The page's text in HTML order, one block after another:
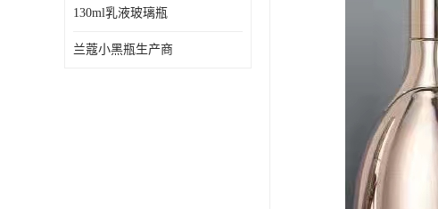
130ml乳液玻璃瓶
兰蔻小黑瓶生产商